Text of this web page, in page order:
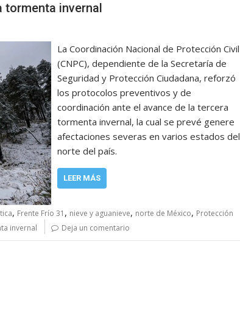
tormenta invernal
La Coordinación Nacional de Protección Civil
(CNPC), dependiente de la Secretaría de
Seguridad y Protección Ciudadana, reforzó
los protocolos preventivos y de
coordinación ante el avance de la tercera
tormenta invernal, la cual se prevé genere
afectaciones severas en varios estados del
norte del país.
LEER MÁS
, Frente Frío 31 , nieve y aguanieve, norte de México, Protección
invernal Deja un comentario